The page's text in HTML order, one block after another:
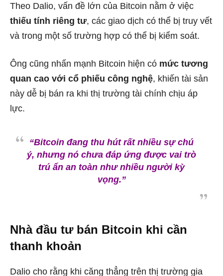
Theo Dalio, vấn đề lớn của Bitcoin nằm ở việc
thiếu tính riêng tư, các giao dịch có thể bị truy vết
và trong một số trường hợp có thể bị kiểm soát.
Ông cũng nhấn mạnh Bitcoin hiện có mức tương
quan cao với cổ phiếu công nghệ, khiến tài sản
này dễ bị bán ra khi thị trường tài chính chịu áp
lực.
“Bitcoin đang thu hút rất nhiều sự chú
ý, nhưng nó chưa đáp ứng được vai trò
trú ẩn an toàn như nhiều người kỳ
vọng.”
Nhà đầu tư bán Bitcoin khi cần
thanh khoản
Dalio cho rằng khi căng thẳng trên thị trường gia